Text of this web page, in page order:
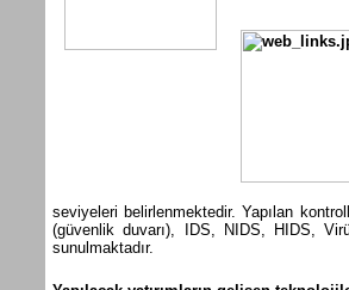
seviyeleri belirlenmektedir. Yapılan
(güvenlik duvarı), IDS, NIDS, HIDS,
sunulmaktadır.